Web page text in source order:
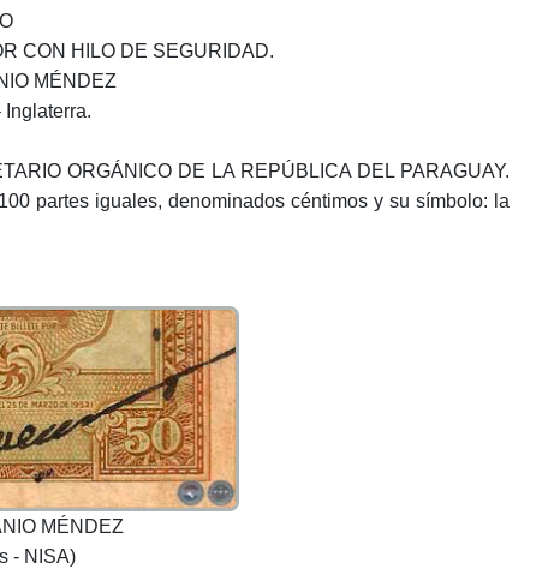
CON HILO DE SEGURIDAD.
MÉNDEZ
Inglaterra.
ORGÁNICO DE LA REPÚBLICA DEL PARAGUAY.
partes iguales, denominados céntimos y su símbolo: la
MÉNDEZ
- NISA)